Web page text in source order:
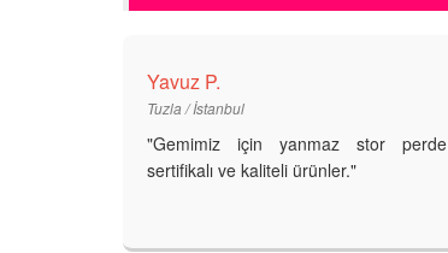
Yavuz P.
Tuzla / İstanbul
"Gemimiz için yanmaz stor perde
sertifikalı ve kaliteli ürünler."